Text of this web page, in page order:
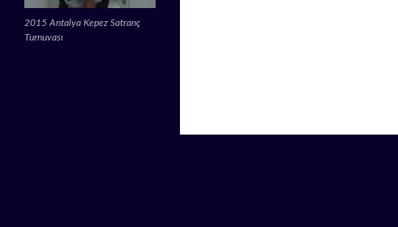
2015 Antalya Kepez Satranç
Turnuvası